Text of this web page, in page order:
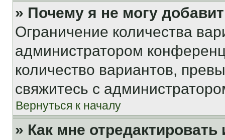
» Почему я не могу
Ограничение количества
администратором
количество вариантов,
свяжитесь с
Вернуться к началу
» Как мне